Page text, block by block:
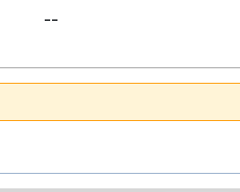
--